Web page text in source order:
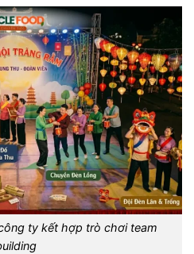
ty kết hợp trò chơi team